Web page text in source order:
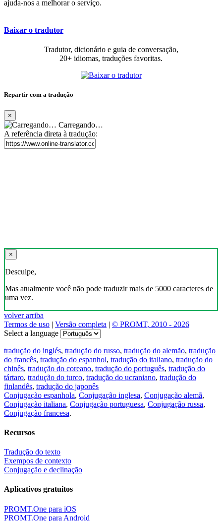
ajuda-nos a melhorar o serviço.
Baixar o tradutor
Tradutor, dicionário e guia de conversação,
20+ idiomas, traduções favoritas.
Repartir com a tradução
×
Carregando…
A referência direta à tradução:
×
Desculpe,
Mas atualmente você não pode traduzir mais de 5000 caracteres de
uma vez.
volver arriba
Termos de uso | Versão completa | © PROMT, 2010 - 2026
Select a language
tradução do inglés, tradução do russo, tradução do alemão, tradução
do francês, tradução do espanhol, tradução do italiano, tradução do
chinês, tradução do coreano, tradução do português, tradução do
tártaro, tradução do turco, tradução do ucraniano, tradução do
finlandês, tradução do japonês
Conjugação espanhola, Conjugação inglesa, Conjugação alemã,
Conjugação italiana, Conjugação portuguesa, Conjugação russa,
Conjugação francesa.
Recursos
Tradução do texto
Exempos de contexto
Conjugação e declinação
Aplicativos gratuitos
PROMT.One para iOS
PROMT.One para Android